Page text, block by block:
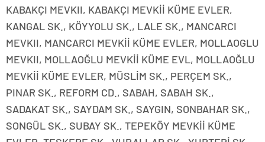
KABAKÇI MEVKII, KABAKÇI MEVKİİ KÜME EVLER,
KANGAL SK., KÖYYOLU SK., LALE SK., MANCARCI
MEVKII, MANCARCI MEVKİİ KÜME EVLER, MOLLAOGLU
MEVKII, MOLLAOĞLU MEVKİİ KÜME EVL, MOLLAOĞLU
MEVKİİ KÜME EVLER, MÜSLİM SK., PERÇEM SK.,
PINAR SK., REFORM CD., SABAH, SABAH SK.,
SADAKAT SK., SAYDAM SK., SAYGIN, SONBAHAR SK.,
SONGÜL SK., SUBAY SK., TEPEKÖY MEVKİİ KÜME